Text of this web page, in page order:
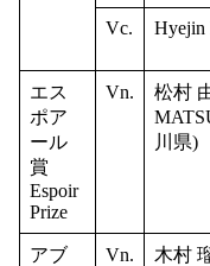
Vc. Hyejin
エス
ポア
ール
賞
Espoir
Prize
Vn.
松村
川県)
アブ
Vn.
木村